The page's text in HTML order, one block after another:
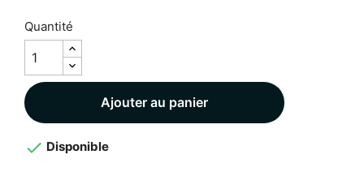
Quantité
Ajouter au panier
 Disponible